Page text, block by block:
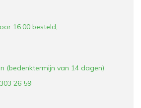
16:00 besteld,
(bedenktermijn van 14 dagen)
26 59